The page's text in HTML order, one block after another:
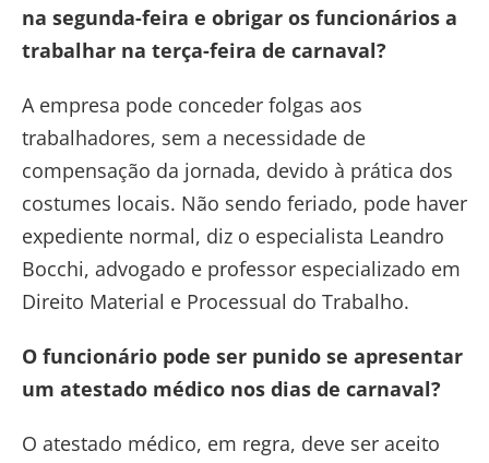
na segunda-feira e obrigar os funcionários a
trabalhar na terça-feira de carnaval?
A empresa pode conceder folgas aos
trabalhadores, sem a necessidade de
compensação da jornada, devido à prática dos
costumes locais. Não sendo feriado, pode haver
expediente normal, diz o especialista Leandro
Bocchi, advogado e professor especializado em
Direito Material e Processual do Trabalho.
O funcionário pode ser punido se apresentar
um atestado médico nos dias de carnaval?
O atestado médico, em regra, deve ser aceito